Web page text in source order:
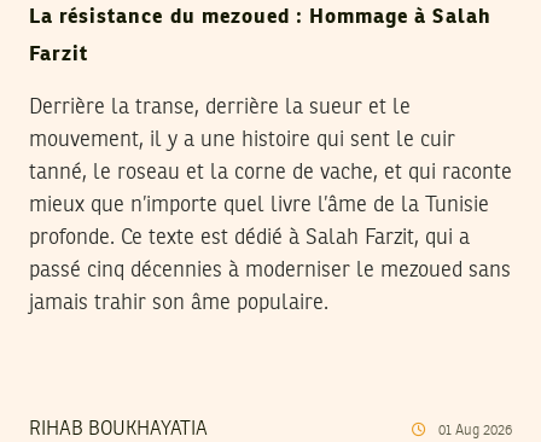
La résistance du mezoued : Hommage à Salah
Farzit
Derrière la transe, derrière la sueur et le
mouvement, il y a une histoire qui sent le cuir
tanné, le roseau et la corne de vache, et qui raconte
mieux que n’importe quel livre l’âme de la Tunisie
profonde. Ce texte est dédié à Salah Farzit, qui a
passé cinq décennies à moderniser le mezoued sans
jamais trahir son âme populaire.
RIHAB BOUKHAYATIA 01 Aug 2026